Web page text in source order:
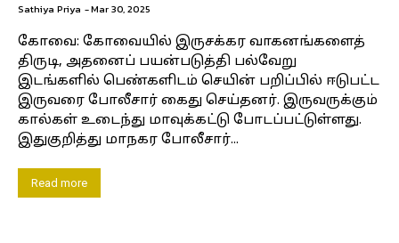
Sathiya Priya -Mar 30, 2025
கோவை: கோவையில் இருசக்கர வாகனங்களைத்
திருடி, அதனைப் பயன்படுத்தி பல்வேறு
இடங்களில் பெண்களிடம் செயின் பறிப்பில் ஈடுபட்ட
இருவரை போலீசார் கைது செய்தனர். இருவருக்கும்
கால்கள் உடைந்து மாவுக்கட்டு போடப்பட்டுள்ளது.
இதுகுறித்து மாநகர போலீசார்...
Read more